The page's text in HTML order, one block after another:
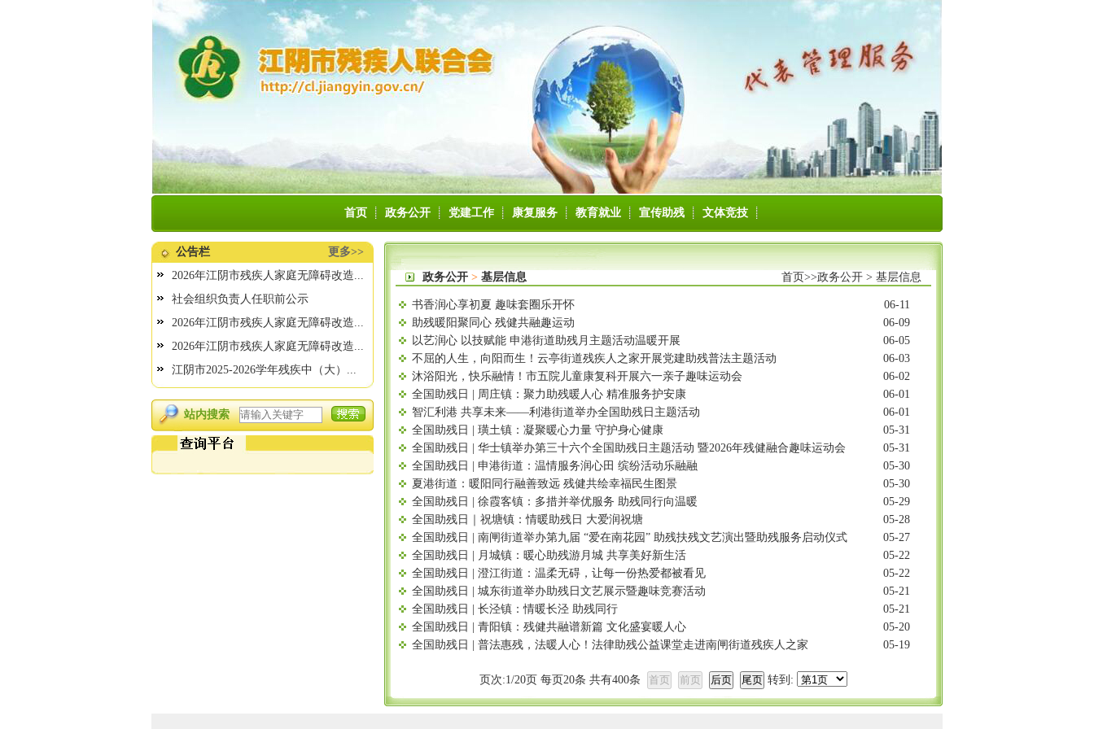
首页 政务公开 党建工作 康复服务 教育就业 宣传助残 文体竞技
公告栏
更多>>
2026年江阴市残疾人家庭无障碍改造...
社会组织负责人任职前公示
2026年江阴市残疾人家庭无障碍改造...
2026年江阴市残疾人家庭无障碍改造...
江阴市2025-2026学年残疾中（大）...
站内搜索
政务公开 > 基层信息 首页>>政务公开 > 基层信息
书香润心享初夏 趣味套圈乐开怀
06-11
助残暖阳聚同心 残健共融趣运动
06-09
以艺润心 以技赋能 申港街道助残月主题活动温暖开展
06-05
不屈的人生，向阳而生！云亭街道残疾人之家开展党建助残普法主题活动
06-03
沐浴阳光，快乐融情！市五院儿童康复科开展六一亲子趣味运动会
06-02
全国助残日 | 周庄镇：聚力助残暖人心 精准服务护安康
06-01
智汇利港 共享未来——利港街道举办全国助残日主题活动
06-01
全国助残日 | 璜土镇：凝聚暖心力量 守护身心健康
05-31
全国助残日 | 华士镇举办第三十六个全国助残日主题活动 暨2026年残健融合趣味运动会
05-31
全国助残日 | 申港街道：温情服务润心田 缤纷活动乐融融
05-30
夏港街道：暖阳同行融善致远 残健共绘幸福民生图景
05-30
全国助残日 | 徐霞客镇：多措并举优服务 助残同行向温暖
05-29
全国助残日｜祝塘镇：情暖助残日 大爱润祝塘
05-28
全国助残日 | 南闸街道举办第九届 “爱在南花园” 助残扶残文艺演出暨助残服务启动仪式
05-27
全国助残日 | 月城镇：暖心助残游月城 共享美好新生活
05-22
全国助残日 | 澄江街道：温柔无碍，让每一份热爱都被看见
05-22
全国助残日 | 城东街道举办助残日文艺展示暨趣味竞赛活动
05-21
全国助残日 | 长泾镇：情暖长泾 助残同行
05-21
全国助残日 | 青阳镇：残健共融谱新篇 文化盛宴暖人心
05-20
全国助残日 | 普法惠残，法暖人心！法律助残公益课堂走进南闸街道残疾人之家
05-19
页次:1/20页 每页20条 共有400条 转到: